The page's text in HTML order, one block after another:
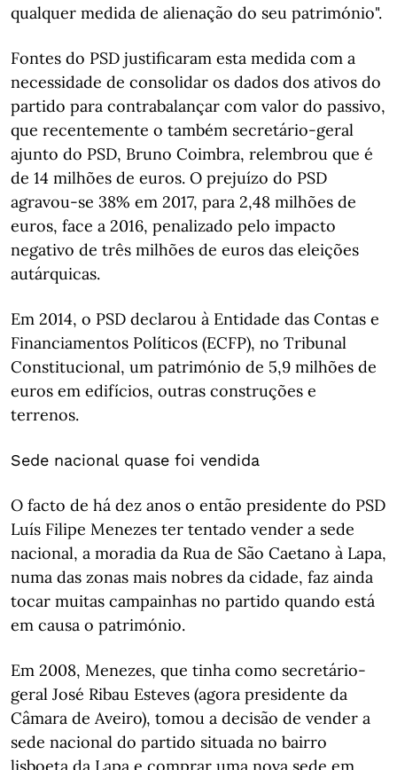
qualquer medida de alienação do seu património".
Fontes do PSD justificaram esta medida com a
necessidade de consolidar os dados dos ativos do
partido para contrabalançar com valor do passivo,
que recentemente o também secretário-geral
ajunto do PSD, Bruno Coimbra, relembrou que é
de 14 milhões de euros. O prejuízo do PSD
agravou-se 38% em 2017, para 2,48 milhões de
euros, face a 2016, penalizado pelo impacto
negativo de três milhões de euros das eleições
autárquicas.
Em 2014, o PSD declarou à Entidade das Contas e
Financiamentos Políticos (ECFP), no Tribunal
Constitucional, um património de 5,9 milhões de
euros em edifícios, outras construções e
terrenos.
Sede nacional quase foi vendida
O facto de há dez anos o então presidente do PSD
Luís Filipe Menezes ter tentado vender a sede
nacional, a moradia da Rua de São Caetano à Lapa,
numa das zonas mais nobres da cidade, faz ainda
tocar muitas campainhas no partido quando está
em causa o património.
Em 2008, Menezes, que tinha como secretário-
geral José Ribau Esteves (agora presidente da
Câmara de Aveiro), tomou a decisão de vender a
sede nacional do partido situada no bairro